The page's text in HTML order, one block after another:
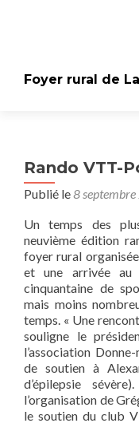
Foyer rural de
Rando VTT-
Publié le8
Un temps des
neuvième édition
foyer rural
et une arrivée au
cinquantaine de
mais moins
temps. « Une
souligne le
l’association
de soutien à
d’épilepsie
l’organisation de
le soutien du club